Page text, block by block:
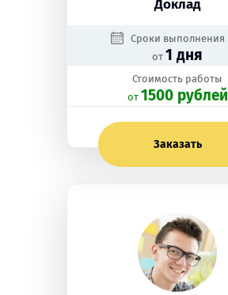
Доклад
Сроки выполнения
от 1 дня
Стоимость работы
oт 1500 рублей
Заказать